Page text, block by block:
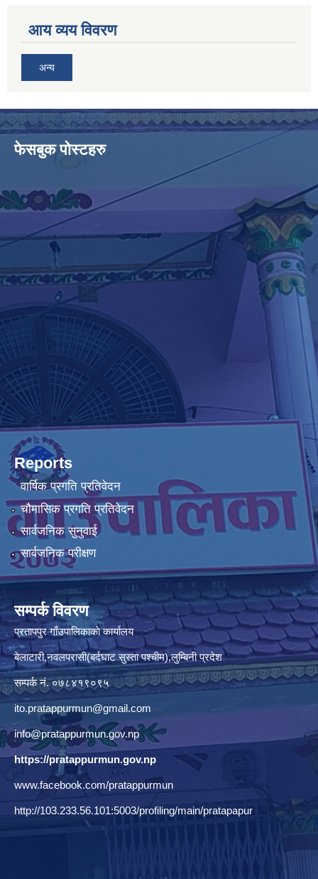
आय व्यय विवरण
अन्य
फेसबुक पोस्टहरु
Reports
वार्षिक प्रगति प्रतिवेदन
चौमासिक प्रगति प्रतिवेदन
सार्वजनिक सुनुवाई
सार्वजनिक परीक्षण
सम्पर्क विवरण
प्रतापपुर गाँउपालिकाकाे कार्यालय
बेलाटारी,नवलपरासी(बर्दघाट सुस्ता पश्चीम),लुम्बिनी प्रदेश
सम्पर्क नं. ०७८४१९०९५
ito.pratappurmun@gmail.com
info@pratappurmun.gov.np
https://pratappurmun.gov.np
www.facebook.com/pratappurmun
http://103.233.56.101:5003/profiling/main/pratapapur